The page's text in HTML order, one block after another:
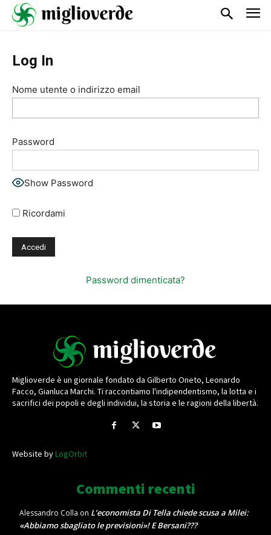
Log In
Nome utente o indirizzo email
Password
Show Password
Ricordami
Password dimenticata?
Miglioverde è un giornale fondato da Gilberto Oneto, Leonardo
Facco, Gianluca Marchi. Ti raccontiamo l'indipendentismo, la lotta e i
sacrifici dei popoli e degli individui, la storia e le ragioni della libertà.
Website byLogOrbit
Commenti recenti
Alessandro Colla on L’economista Di Tella chiede scusa a Milei:
«Abbiamo sbagliato le previsioni»! E Bersani???